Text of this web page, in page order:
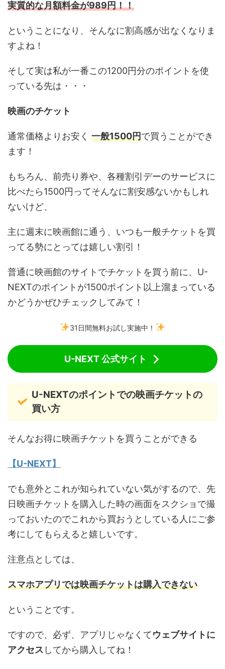
実質的な月額料金が989円！！
ということになり、そんなに割高感が出なくなりま
すよね！
そして実は私が一番この1200円分のポイントを使
っている先は・・・
映画のチケット
通常価格よりお安く 一般1500円で買うことができ
ます！
もちろん、前売り券や、各種割引デーのサービスに
比べたら1500円ってそんなに割安感ないかもしれ
ないけど、
主に週末に映画館に通う、いつも一般チケットを買
ってる勢にとっては嬉しい割引！
普通に映画館のサイトでチケットを買う前に、U-
NEXTのポイントが1500ポイント以上溜まっている
かどうかぜひチェックしてみて！
31日間無料お試し実施中！
U-NEXT 公式サイト
U-NEXTのポイントでの映画チケットの
買い方
そんなお得に映画チケットを買うことができる
【U-NEXT】
でも意外とこれが知られていない気がするので、先
日映画チケットを購入した時の画面をスクショで撮
っておいたのでこれから買おうとしている人にご参
考にしてもらえると嬉しいです。
注意点としては、
スマホアプリでは映画チケットは購入できない
ということです。
ですので、必ず、アプリじゃなくてウェブサイトに
アクセス してから購入してね！